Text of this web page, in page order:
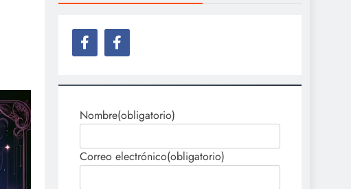
Nombre(obligatorio)
Correo electrónico(obligatorio)